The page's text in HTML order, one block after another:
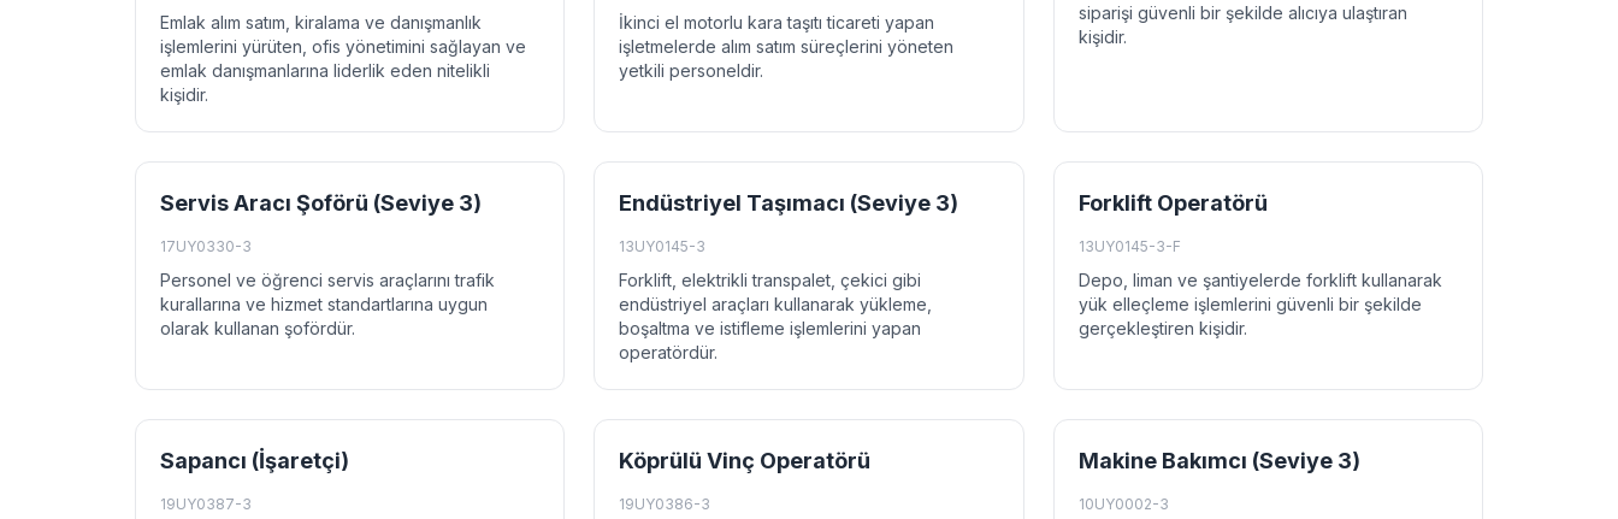
Emlak alım satım, kiralama ve danışmanlık
işlemlerini yürüten, ofis yönetimini sağlayan ve
emlak danışmanlarına liderlik eden nitelikli
kişidir.
İkinci el motorlu kara taşıtı ticareti yapan
işletmelerde alım satım süreçlerini yöneten
yetkili personeldir.
siparişi güvenli bir şekilde alıcıya ulaştıran
kişidir.
Servis Aracı Şoförü (Seviye 3)
17UY0330-3
Personel ve öğrenci servis araçlarını trafik
kurallarına ve hizmet standartlarına uygun
olarak kullanan şofördür.
Endüstriyel Taşımacı (Seviye 3)
13UY0145-3
Forklift, elektrikli transpalet, çekici gibi
endüstriyel araçları kullanarak yükleme,
boşaltma ve istifleme işlemlerini yapan
operatördür.
Forklift Operatörü
13UY0145-3-F
Depo, liman ve şantiyelerde forklift kullanarak
yük elleçleme işlemlerini güvenli bir şekilde
gerçekleştiren kişidir.
Sapancı (İşaretçi)
19UY0387-3
Köprülü Vinç Operatörü
19UY0386-3
Makine Bakımcı (Seviye 3)
10UY0002-3